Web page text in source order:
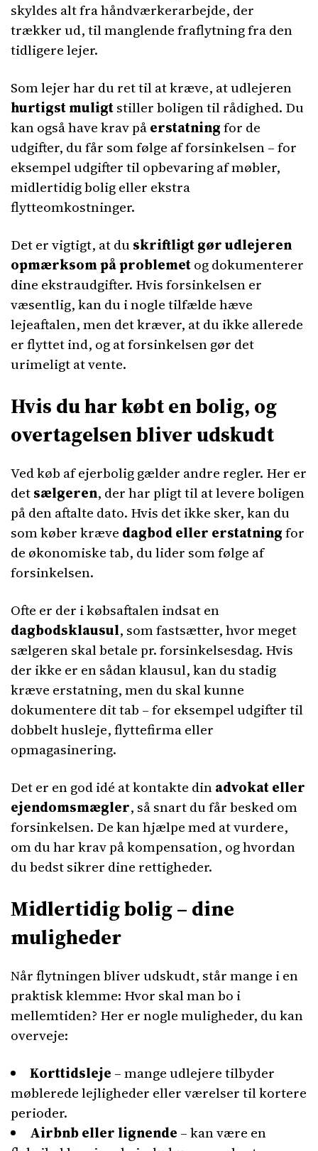
skyldes alt fra håndværkerarbejde, der
trækker ud, til manglende fraflytning fra den
tidligere lejer.
Som lejer har du ret til at kræve, at udlejeren
hurtigst muligtstiller boligen til rådighed. Du
kan også have krav påerstatningfor de
udgifter, du får som følge af forsinkelsen – for
eksempel udgifter til opbevaring af møbler,
midlertidig bolig eller ekstra
flytteomkostninger.
Det er vigtigt, at du skriftligt gør udlejeren
opmærksom på problemetog dokumenterer
dine ekstraudgifter. Hvis forsinkelsen er
væsentlig, kan du i nogle tilfælde hæve
lejeaftalen, men det kræver, at du ikke allerede
er flyttet ind, og at forsinkelsen gør det
urimeligt at vente.
Hvis du har købt en bolig, og
overtagelsen bliver udskudt
Ved køb af ejerbolig gælder andre regler. Her er
detsælgeren, der har pligt til at levere boligen
på den aftalte dato. Hvis det ikke sker, kan du
som køber kræve dagbod eller erstatningfor
de økonomiske tab, du lider som følge af
forsinkelsen.
Ofte er der i købsaftalen indsat en
dagbodsklausul, som fastsætter, hvor meget
sælgeren skal betale pr. forsinkelsesdag. Hvis
der ikke er en sådan klausul, kan du stadig
kræve erstatning, men du skal kunne
dokumentere dit tab – for eksempel udgifter til
dobbelt husleje, flyttefirma eller
opmagasinering.
Det er en god idé at kontakte dinadvokat eller
ejendomsmægler, så snart du får besked om
forsinkelsen. De kan hjælpe med at vurdere,
om du har krav på kompensation, og hvordan
du bedst sikrer dine rettigheder.
Midlertidig bolig – dine
muligheder
Når flytningen bliver udskudt, står mange i en
praktisk klemme: Hvor skal man bo i
mellemtiden? Her er nogle muligheder, du kan
overveje:
Korttidsleje – mange udlejere tilbyder
møblerede lejligheder eller værelser til kortere
perioder.
Airbnb eller lignende – kan være en